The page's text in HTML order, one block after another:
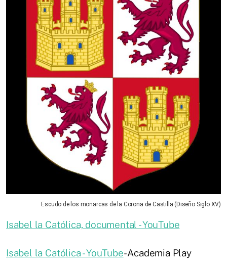
Escudo de los monarcas de la Corona de Castilla (Diseño Siglo XV)
Isabel la Católica, documental - YouTube
Isabel la Católica - YouTube- Academia Play